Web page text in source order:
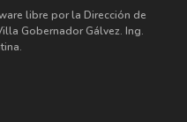
libre por la Dirección de
Gobernador Gálvez. Ing.